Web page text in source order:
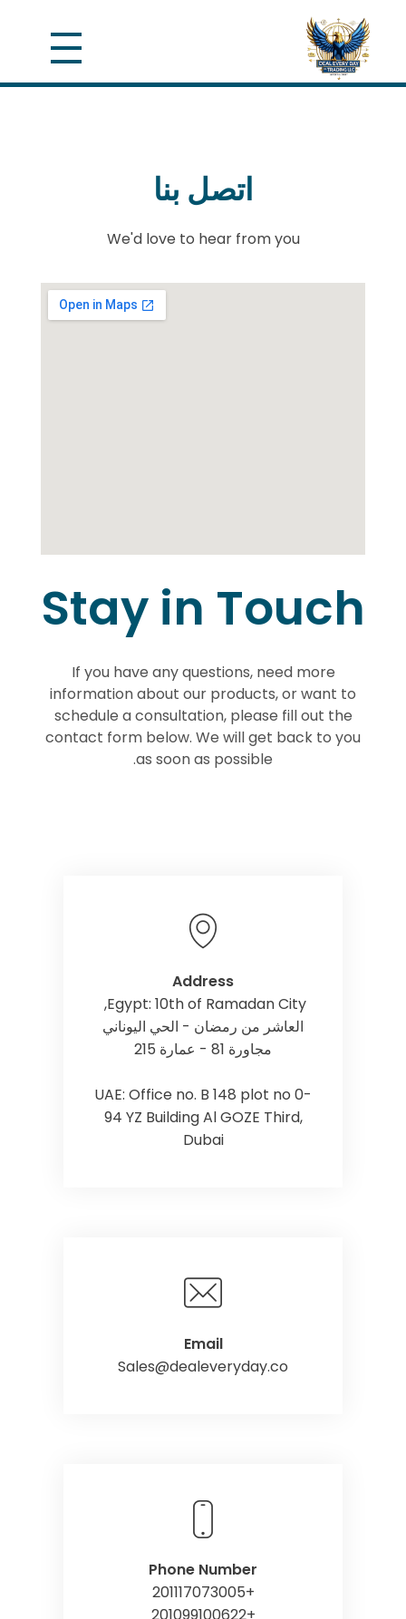
اتصل بنا
We'd love to hear from you
Stay in Touch
If you have any questions, need more
information about our products, or want to
schedule a consultation, please fill out the
contact form below. We will get back to you
as soon as possible.
Address
Egypt: 10th of Ramadan City,
العاشر من رمضان - الحي اليوناني
مجاورة 81 - عمارة 215
UAE: Office no. B 148 plot no 0-
94 YZ Building Al GOZE Third,
Dubai
Email
Sales@dealeveryday.co
Phone Number
+201117073005
+201099100622